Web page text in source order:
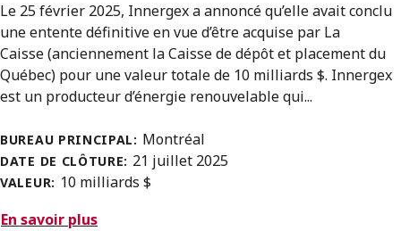
Le 25 février 2025, Innergex a annoncé qu’elle avait conclu
une entente définitive en vue d’être acquise par La
Caisse (anciennement la Caisse de dépôt et placement du
Québec) pour une valeur totale de 10 milliards $. Innergex
est un producteur d’énergie renouvelable qui...
BUREAU PRINCIPAL: Montréal
DATE DE CLÔTURE: 21 juillet 2025
VALEUR: 10 milliards $
En savoir plus